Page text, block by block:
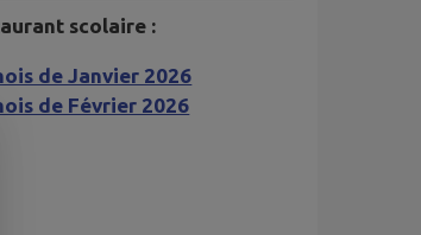
scolaire :
de Janvier 2026
de Février 2026